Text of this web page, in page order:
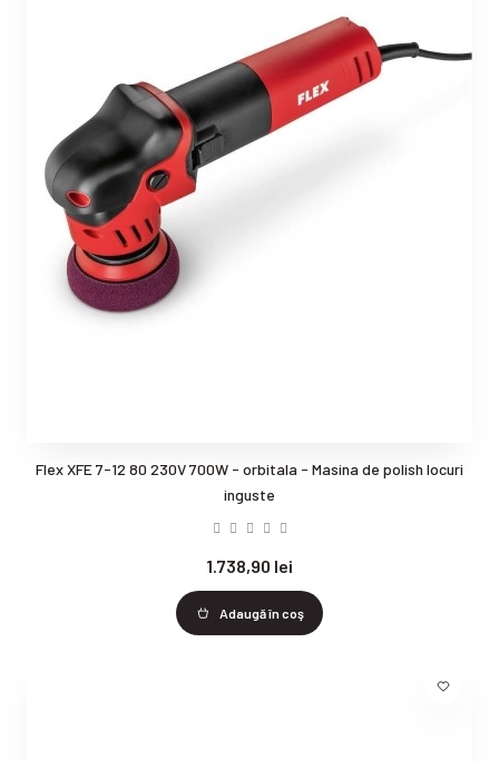
Flex XFE 7-12 80 230V 700W - orbitala - Masina de polish locuri
inguste
1.738,90 lei
Adaugă în coş